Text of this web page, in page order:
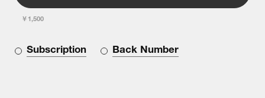
￥1,500
Subscription Back Number